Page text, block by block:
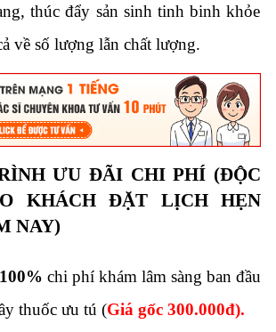
thúc đẩy sản sinh tinh binh khỏe
về số lượng lẫn chất lượng.
ƯU ĐÃI CHI PHÍ (ĐỘC
KHÁCH ĐẶT LỊCH HẸN
NAY)
chi phí khám lâm sàng ban đầu
thuốc ưu tú (Giá gốc 300.000đ).